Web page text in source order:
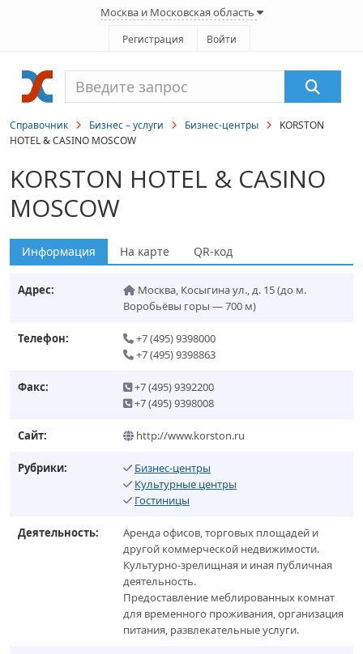
Москва и Московская область
Регистрация Войти
Справочник Бизнес – услуги Бизнес-центры
KORSTON
HOTEL & CASINO MOSCOW
KORSTON HOTEL & CASINO
MOSCOW
Информация На карте QR-код
Адрес: Москва, Косыгина ул., д. 15(до м.
Воробьёвы горы — 700 м)
Телефон:
+7 (495) 9398000
+7 (495) 9398863
Факс:
+7 (495) 9392200
+7 (495) 9398008
Сайт: http://www.korston.ru
Рубрики:
Бизнес-центры
Культурные центры
Гостиницы
Деятельность:
Аренда офисов, торговых площадей и
другой коммерческой недвижимости.
Культурно-зрелищная и иная публичная
деятельность.
Предоставление меблированных комнат
для временного проживания, организация
питания, развлекательные услуги.